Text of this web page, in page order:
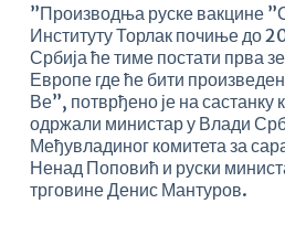
”Производња руске вакцине
Институту Торлак почиње до
Србија ће тиме постати прва
Европе где ће бити
Ве”, потврђено је на састанку
одржали министар у Влади
Међувладиног комитета за
Ненад Поповић и руски
трговине Денис Мантуров.